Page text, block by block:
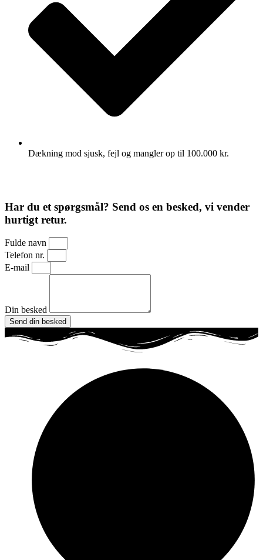
Dækning mod sjusk, fejl og mangler op til 100.000 kr.
Har du et spørgsmål? Send os en besked, vi vender
hurtigt retur.
Fulde navn
Telefon nr.
E-mail
Din besked
Send din besked